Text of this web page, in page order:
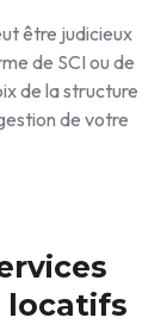
être judicieux
de SCI ou de
de la structure
de votre
locatifs